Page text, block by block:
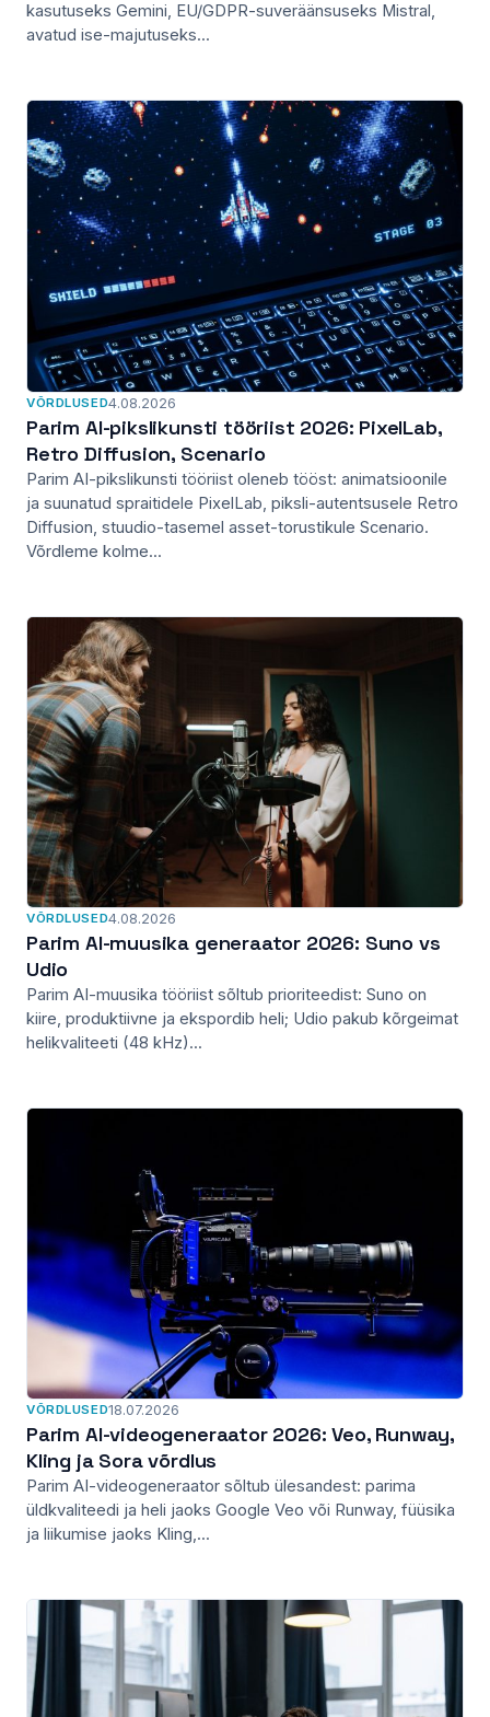
kasutuseks Gemini, EU/GDPR-suveräänsuseks Mistral,
avatud ise-majutuseks...
VÕRDLUSED4.08.2026
Parim AI-pikslikunsti tööriist 2026: PixelLab,
Retro Diffusion, Scenario
Parim AI-pikslikunsti tööriist oleneb tööst: animatsioonile
ja suunatud spraitidele PixelLab, piksli-autentsusele Retro
Diffusion, stuudio-tasemel asset-torustikule Scenario.
Võrdleme kolme...
VÕRDLUSED4.08.2026
Parim AI-muusika generaator 2026: Suno vs
Udio
Parim AI-muusika tööriist sõltub prioriteedist: Suno on
kiire, produktiivne ja ekspordib heli; Udio pakub kõrgeimat
helikvaliteeti (48 kHz)...
VÕRDLUSED18.07.2026
Parim AI-videogeneraator 2026: Veo, Runway,
Kling ja Sora võrdlus
Parim AI-videogeneraator sõltub ülesandest: parima
üldkvaliteedi ja heli jaoks Google Veo või Runway, füüsika
ja liikumise jaoks Kling,...